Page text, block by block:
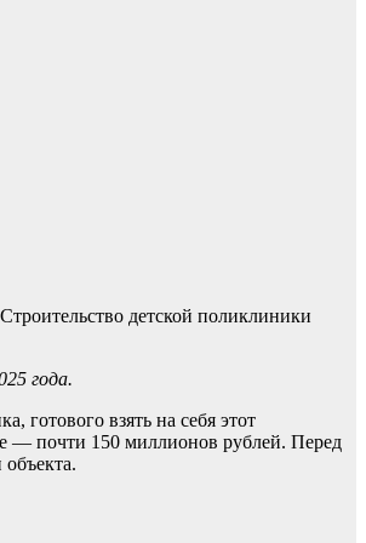
Строительство детской поликлиники
года.
готового взять на себя этот
— почти 150 миллионов рублей. Перед